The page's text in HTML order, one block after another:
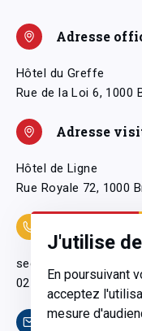
J'utilise
En poursuivant
acceptez
mesure
Adresse
Hôtel du Greffe
Rue de la Loi 6, 1000
Adresse
Hôtel de Ligne
Rue Royale 72, 1000
02 506 38 11
Contact